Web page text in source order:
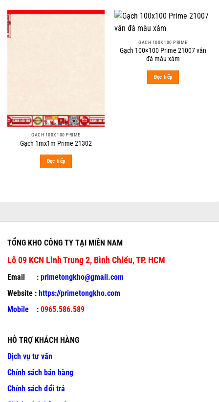
GẠCH 100X100 PRIME
Gạch 1mx1m Prime 21302
Đọc tiếp
GẠCH 100X100 PRIME
Gạch 100×100 Prime 21007 vân
đá màu xám
Đọc tiếp
TỔNG KHO CÔNG TY TẠI MIỀN NAM
Lô 09 KCN Linh Trung 2, Bình Chiểu, TP. HCM
Email : primetongkho@gmail.com
Website : https://primetongkho.com
Mobile : 0965.586.589
HỖ TRỢ KHÁCH HÀNG
Dịch vụ tư vấn
Chính sách bán hàng
Chính sách đổi trả